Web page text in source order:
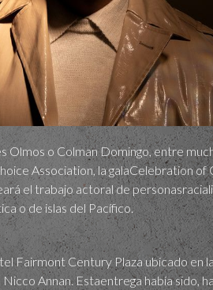
o Colman Domingo, entre
Association, la galaCelebration of
el trabajo actoral de
o de islas del Pacífico.
Fairmont Century Plaza ubicado en
Annan. Estaentrega había sido,